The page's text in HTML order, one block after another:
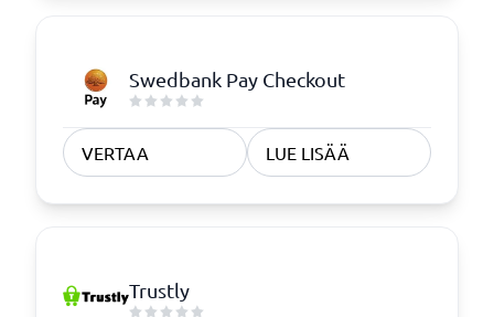
Swedbank Pay Checkout
VERTAA LUE LISÄÄ
Trustly